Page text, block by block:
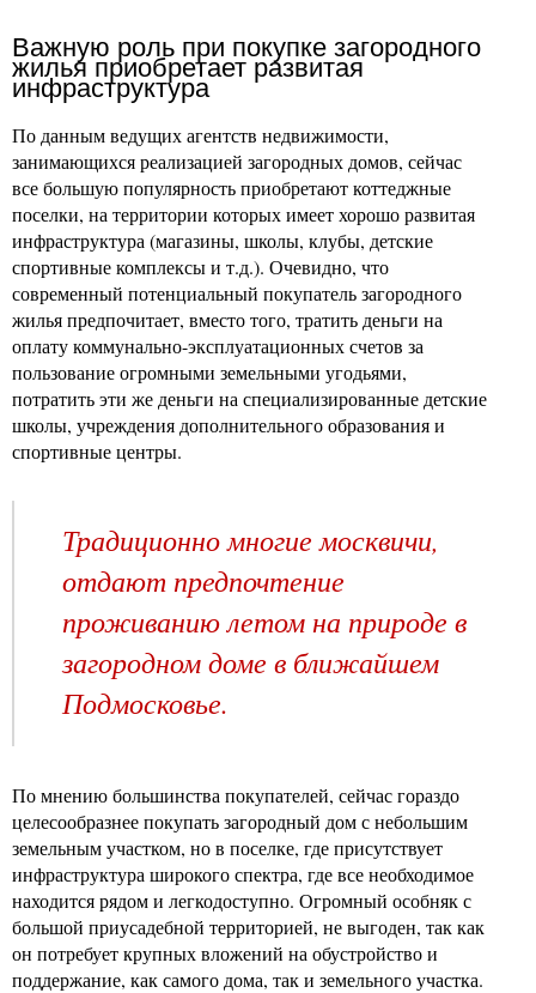
Важную роль при покупке загородного
жилья приобретает развитая
инфраструктура
По данным ведущих агентств недвижимости,
занимающихся реализацией загородных домов, сейчас
все большую популярность приобретают коттеджные
поселки, на территории которых имеет хорошо развитая
инфраструктура (магазины, школы, клубы, детские
спортивные комплексы и т.д.). Очевидно, что
современный потенциальный покупатель загородного
жилья предпочитает, вместо того, тратить деньги на
оплату коммунально-эксплуатационных счетов за
пользование огромными земельными угодьями,
потратить эти же деньги на специализированные детские
школы, учреждения дополнительного образования и
спортивные центры.
Традиционно многие москвичи,
отдают предпочтение
проживанию летом на природе в
загородном доме в ближайшем
Подмосковье.
По мнению большинства покупателей, сейчас гораздо
целесообразнее покупать загородный дом с небольшим
земельным участком, но в поселке, где присутствует
инфраструктура широкого спектра, где все необходимое
находится рядом и легкодоступно. Огромный особняк с
большой приусадебной территорией, не выгоден, так как
он потребует крупных вложений на обустройство и
поддержание, как самого дома, так и земельного участка.